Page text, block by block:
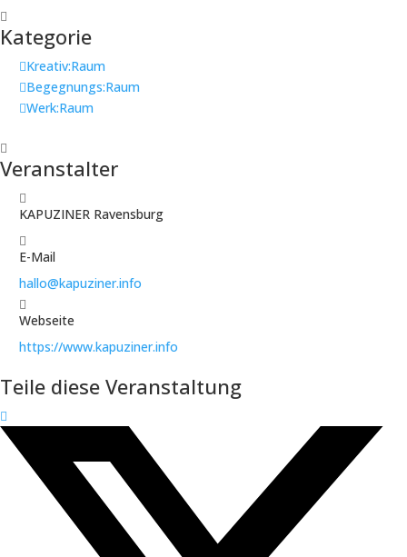
Kategorie
Kreativ:Raum
Begegnungs:Raum
Werk:Raum
Veranstalter
KAPUZINER Ravensburg
E-Mail
hallo@kapuziner.info
Webseite
https://www.kapuziner.info
Teile diese Veranstaltung